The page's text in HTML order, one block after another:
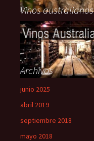
Vinos australianos
Archivos
junio 2025
abril 2019
septiembre 2018
mayo 2018